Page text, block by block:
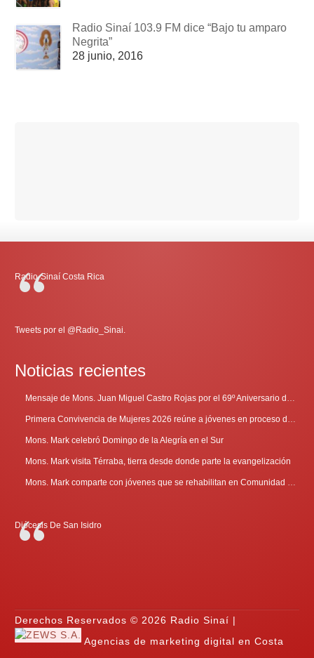
Radio Sinaí 103.9 FM dice “Bajo tu amparo
Negrita”
28 junio, 2016
Radio-Sinaí Costa Rica
Tweets por el @Radio_Sinai.
Noticias recientes
Mons. Mark celebró Domingo de la Alegría en el Sur
Mons. Mark visita Térraba, tierra desde donde parte la evangelización
Diócesis De San Isidro
Derechos Reservados © 2026 Radio Sinaí |
Agencias de marketing digital en Costa